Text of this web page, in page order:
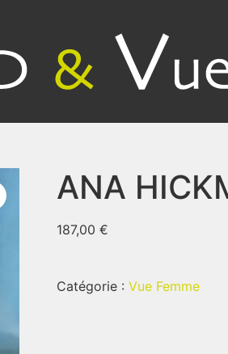
ANA
187,00 €
Catégorie : Vue Femme